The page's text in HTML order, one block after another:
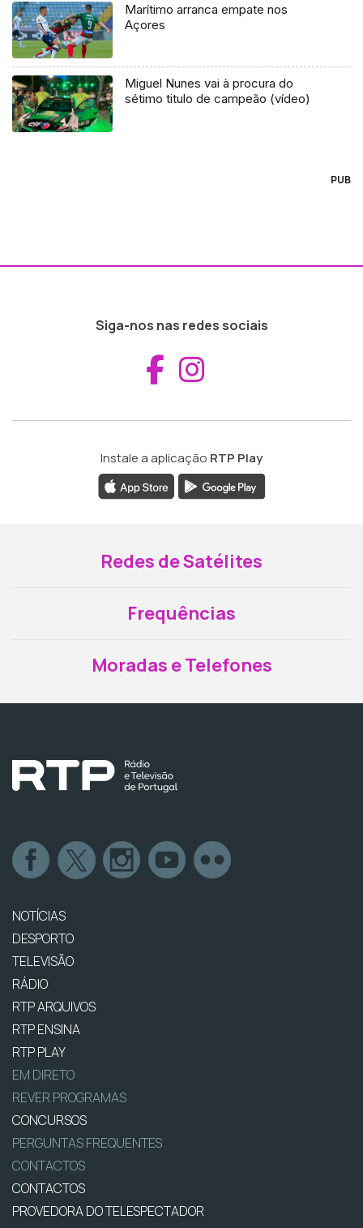
Marítimo arranca empate nos
Açores
Miguel Nunes vai à procura do
sétimo titulo de campeão (vídeo)
PUB
Siga-nos nas redes sociais
Aceder ao
Instale a aplicação RTP Play
Redes de Satélites
Frequências
Moradas e Telefones
NOTÍCIAS
DESPORTO
TELEVISÃO
RÁDIO
RTP ARQUIVOS
RTP ENSINA
RTP PLAY
EM DIRETO
REVER PROGRAMAS
CONCURSOS
PERGUNTAS FREQUENTES
CONTACTOS
CONTACTOS
PROVEDORA DO TELESPECTADOR